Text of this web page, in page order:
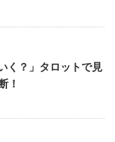
く？」タロットで見
！